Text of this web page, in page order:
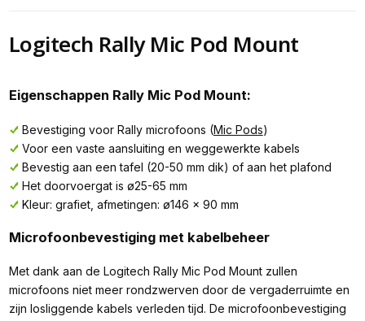
Logitech Rally Mic Pod Mount
Eigenschappen Rally Mic Pod Mount:
Bevestiging voor Rally microfoons (Mic Pods)
Voor een vaste aansluiting en weggewerkte kabels
Bevestig aan een tafel (20-50 mm dik) of aan het plafond
Het doorvoergat is ø25-65 mm
Kleur: grafiet, afmetingen: ø146 x 90 mm
Microfoonbevestiging met kabelbeheer
Met dank aan de Logitech Rally Mic Pod Mount zullen
microfoons niet meer rondzwerven door de vergaderruimte en
zijn losliggende kabels verleden tijd. De microfoonbevestiging